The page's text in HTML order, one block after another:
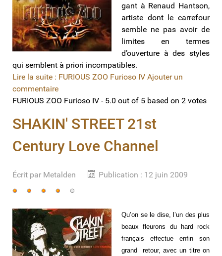
gant à Renaud Hantson,
artiste dont le carrefour
semble ne pas avoir de
limites en termes
d’ouverture à des styles
qui semblent à priori incompatibles.
Lire la suite : FURIOUS ZOO Furioso IV Ajouter un
commentaire
FURIOUS ZOO Furioso IV - 5.0 out of 5 based on 2 votes
SHAKIN' STREET 21st
Century Love Channel
Écrit par Metalden
Publication : 12 juin 2009
Vote
Qu’on se le dise, l’un des plus
beaux fleurons du hard rock
français effectue enfin son
grand retour, avec un titre on